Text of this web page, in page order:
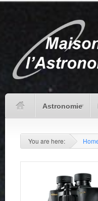
Astronomie
You are here: